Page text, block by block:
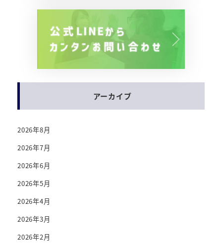
アーカイブ
2026年8月
2026年7月
2026年6月
2026年5月
2026年4月
2026年3月
2026年2月